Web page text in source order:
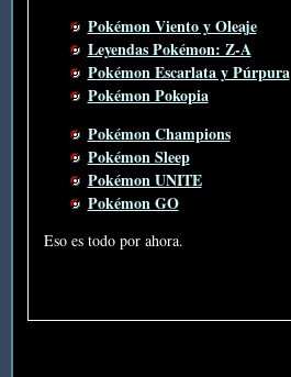
Pokémon Viento y Oleaje
Leyendas Pokémon: Z-A
Pokémon Escarlata y Púrpura
Pokémon Pokopia
Pokémon Champions
Pokémon Sleep
Pokémon UNITE
Pokémon GO
Eso es todo por ahora.